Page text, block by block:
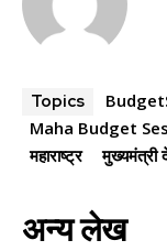
Topics
Maha Budget
महाराष्ट्र
मुख्यमंत्री
अन्य लेख